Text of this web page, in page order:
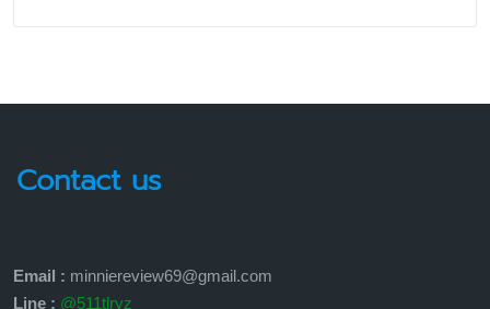
Contact us
Email : minniereview69@gmail.com
Line : @511tlryz